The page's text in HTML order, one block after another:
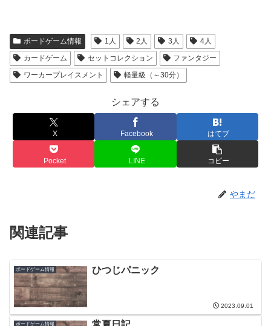
ボードゲーム情報 1人 2人 3人
4人
カードゲーム
セットコレクション
ファンタジー
ワーカープレイスメント
軽量級（～30分）
シェアする
X Facebook はてブ
Pocket LINE コピー
やまだ
関連記事
ボードゲーム情報 ひつじパニック
2023.09.01
ボードゲーム情報